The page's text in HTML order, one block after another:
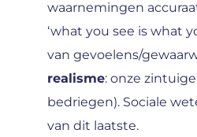
waarnemingen
‘what you see is what
van gevoelens/
realisme: onze
bedriegen). Sociale
van dit laatste.